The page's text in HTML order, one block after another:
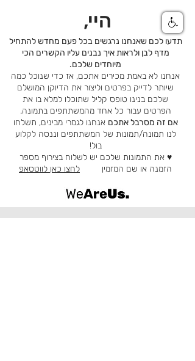
היי,
תדעו לכם שאנחנו נרגשים בכל פעם מחדש להתחיל
מדף לבן ולראות איך נבנים עליו הקשרים הכי
מיוחדים שלכם.
אנחנו לא באמת מכירים אתכם, אז כדי שנוכל כמה
שיותר לדייק בפרטים וליצור את הדיוקן המושלם
שלכם בנינו טופס קליל שתוכלו למלא בו את
הפרטים עבור כל אחד מהמשתתפים בתמונה.
אם זה מסרבל אתכם אנחנו לגמרי מבינים, תשלחו
לנו תמונה/תמונות של המשתתפים וננסה לקלוע
בול!
♥ את התמונות שלכם יש לשלוח בצירוף מספר
הזמנה או שם המזמין לחצו כאן לווטסאפ